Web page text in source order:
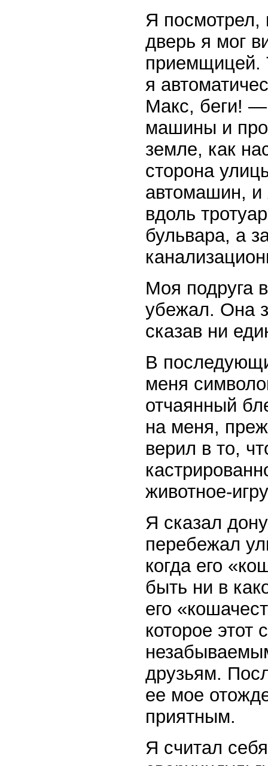
Я посмотрел,
дверь я мог
приемщицей.
я
Макс, беги! —
машины и
земле, как
сторона
автомашин, и
вдоль
бульвара, а
Моя подруга
убежал. Она
сказав ни
В
меня
отчаянный
на меня,
верил в то,
животное-
Я сказал
перебежал
когда его
быть ни в
его
которое
друзьям.
ее мое
приятным.
Я считал